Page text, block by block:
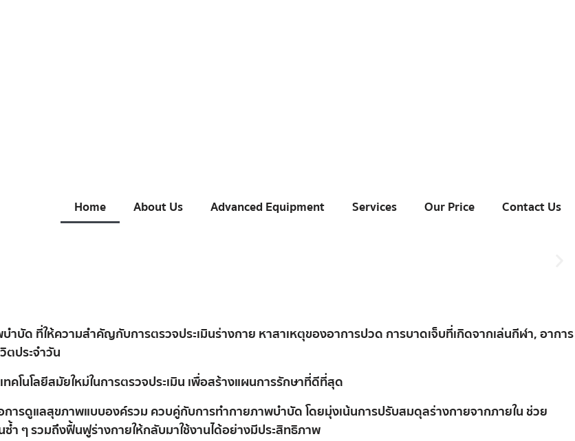
Home About Us Advanced Equipment Services Our Price Contact Us
บัด ที่ให้ความสำคัญกับการตรวจประเมินร่างกาย หาสาเหตุของอาการปวด การบาดเจ็บที่เกิดจากเล่นกีฬา, อาการ
ตประจำวัน
โนโลยีสมัยใหม่ในการตรวจประเมิน เพื่อสร้างแผนการรักษาที่ดีที่สุด
การดูแลสุขภาพแบบองค์รวม ควบคู่กับการทำกายภาพบำบัด โดยมุ่งเน้นการปรับสมดุลร่างกายจากภายใน ช่วย
ำ ๆ รวมถึงฟื้นฟูร่างกายให้กลับมาใช้งานได้อย่างมีประสิทธิภาพ